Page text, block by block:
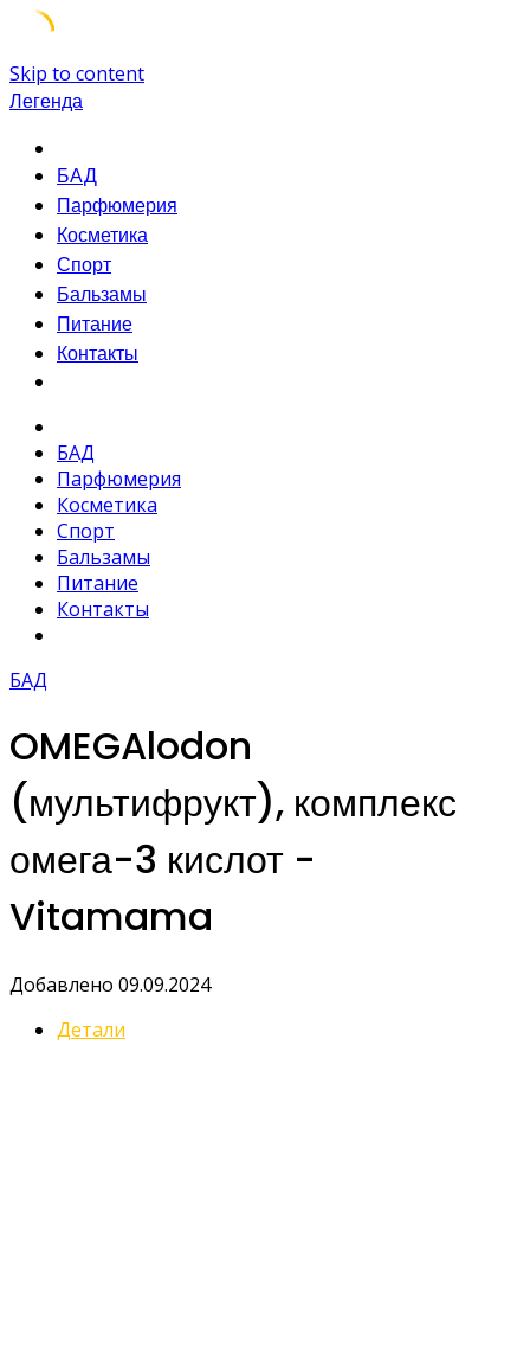
Skip to content
Легенда
БАД
Парфюмерия
Косметика
Спорт
Бальзамы
Питание
Контакты
БАД
Парфюмерия
Косметика
Спорт
Бальзамы
Питание
Контакты
БАД
OMEGAlodon
(мультифрукт), комплекс
омега-3 кислот -
Vitamama
Добавлено 09.09.2024
Детали